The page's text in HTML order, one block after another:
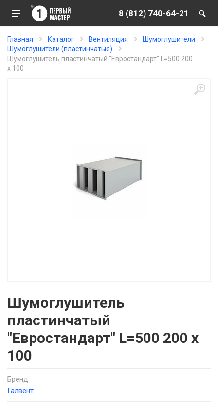
8 (812) 740-64-21
Главная Каталог Вентиляция
Шумоглушители
Шумоглушители (пластинчатые)
Шумоглушитель пластинчатый "Евростандарт" L=500 200
x 100
Шумоглушитель
пластинчатый
"Евростандарт" L=500 200 x
100
Бренд
Галвент